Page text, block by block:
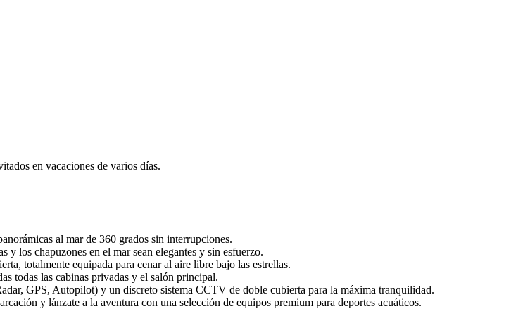
en vacaciones de varios días.
al mar de 360 grados sin interrupciones.
los chapuzones en el mar sean elegantes y sin esfuerzo.
totalmente equipada para cenar al aire libre bajo las estrellas.
todas las cabinas privadas y el salón principal.
GPS, Autopilot) y un discreto sistema CCTV de doble cubierta para la máxima tranquilidad.
y lánzate a la aventura con una selección de equipos premium para deportes acuáticos.